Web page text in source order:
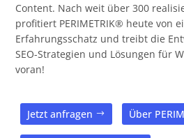
Content. Nach weit über 300
profitiert PERIMETRIK® heute von
Erfahrungsschatz und treibt die
SEO-Strategien und Lösungen für
voran!
Jetzt anfragen Über